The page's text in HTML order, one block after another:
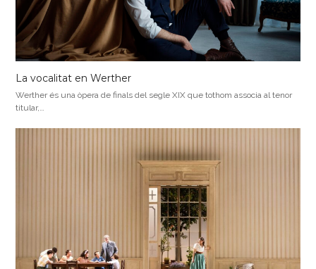
La vocalitat en Werther
Werther és una òpera de finals del segle XIX que tothom associa al tenor
titular,…